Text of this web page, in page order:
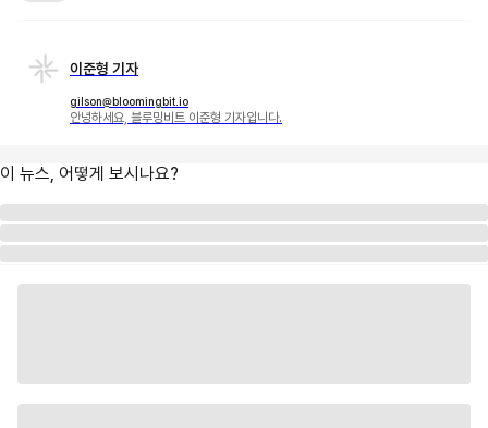
이준형 기자
gilson@bloomingbit.io
안녕하세요, 블루밍비트 이준형 기자입니다.
이 뉴스, 어떻게 보시나요?